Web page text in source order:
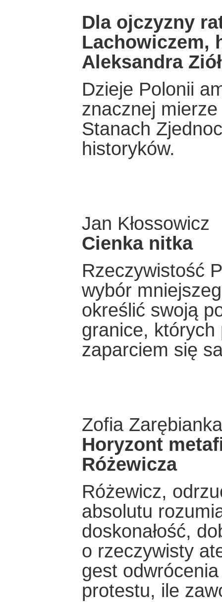
Dla ojczyzny
Lachowiczem,
Aleksandra
Dzieje Polonii
znacznej
Stanach
historyków.
Jan Kłossowicz
Cienka nitka
Rzeczywistość
wybór
określić swoją
granice, których
zaparciem się
Zofia Zarębianka
Horyzont
Różewicza
Różewicz,
absolutu
doskonałość,
o rzeczywisty
gest
protestu, ile